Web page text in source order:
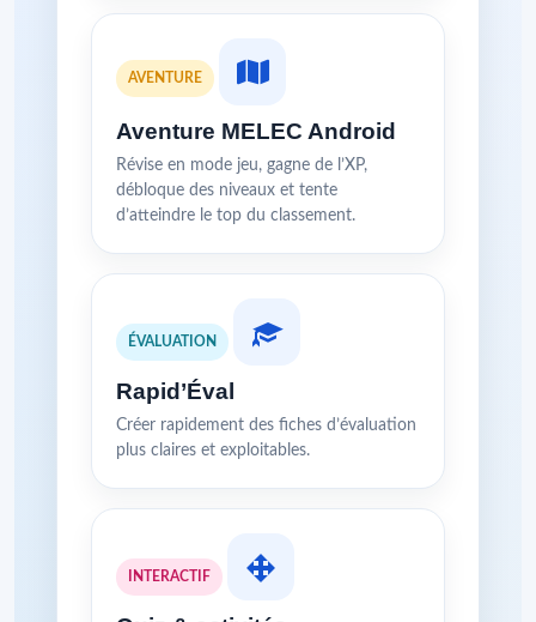
AVENTURE
Aventure MELEC Android
Révise en mode jeu, gagne de l’XP,
débloque des niveaux et tente
d’atteindre le top du classement.
ÉVALUATION
Rapid’Éval
Créer rapidement des fiches d’évaluation
plus claires et exploitables.
INTERACTIF